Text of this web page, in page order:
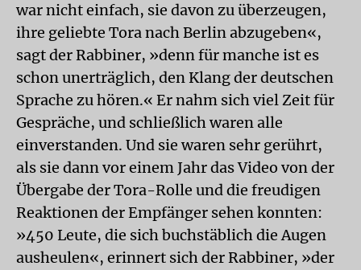
war nicht einfach, sie davon zu überzeugen,
ihre geliebte Tora nach Berlin abzugeben«,
sagt der Rabbiner, »denn für manche ist es
schon unerträglich, den Klang der deutschen
Sprache zu hören.« Er nahm sich viel Zeit für
Gespräche, und schließlich waren alle
einverstanden. Und sie waren sehr gerührt,
als sie dann vor einem Jahr das Video von der
Übergabe der Tora-Rolle und die freudigen
Reaktionen der Empfänger sehen konnten:
»450 Leute, die sich buchstäblich die Augen
ausheulen«, erinnert sich der Rabbiner, »der